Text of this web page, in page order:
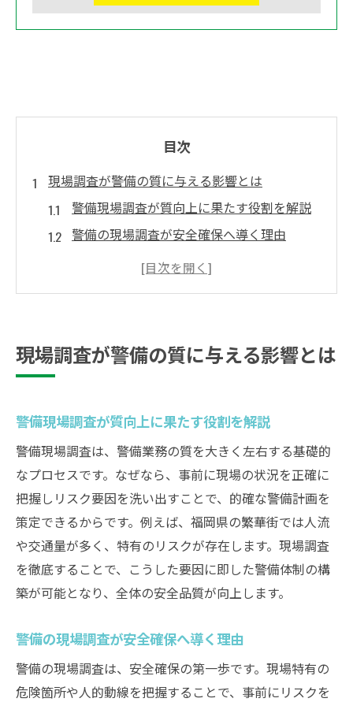
目次
現場調査が警備の質に与える影響とは
警備現場調査が質向上に果たす役割を解説
警備の現場調査が安全確保へ導く理由
警備業務に現場調査が不可欠な理由とは
警備現場のリスク評価で安全性を高める
み
警備現場におけるリスク評価の具体的手順
警備の安全性確保に役立つ評価ポイント
現場調査とリスク評価で警備体制を強化
警備現場でのリスク分析の実践的な進め方
警備のリスク評価で事故防止を実現する
福岡県で警備現場調査を行う意義を解説
福岡県特有の警備現場調査のポイントとは
警備現場調査が福岡県で重要視される背景
警備の現場調査が地域安全に与える効果
福岡県で求められる警備調査の対応力
現場調査が警備の質に与える影響とは
警備現場調査が質向上に果たす役割を解説
警備現場調査は、警備業務の質を大きく左右する基礎的
なプロセスです。なぜなら、事前に現場の状況を正確に
把握しリスク要因を洗い出すことで、的確な警備計画を
策定できるからです。例えば、福岡県の繁華街では人流
や交通量が多く、特有のリスクが存在します。現場調査
を徹底することで、こうした要因に即した警備体制の構
築が可能となり、全体の安全品質が向上します。
警備の現場調査が安全確保へ導く理由
警備の現場調査は、安全確保の第一歩です。現場特有の
危険箇所や人的動線を把握することで、事前にリスクを